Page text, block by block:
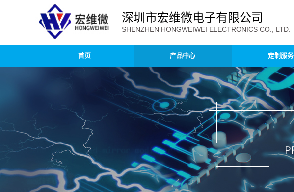
深圳市宏维微电子有限公司
SHENZHEN HONGWEIWEI ELECTRONICS CO., LTD.
首页 产品中心 定制服务